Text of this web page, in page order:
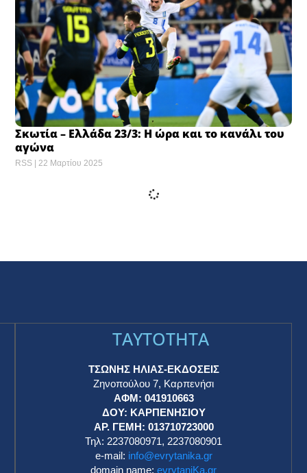
Σκωτία – Ελλάδα 23/3: Η ώρα και το κανάλι του
αγώνα
RSS 22 Μαρτίου 2025
Εκκενώθηκε χώρος στα Επείγοντα, δεν δέχεται
νέα περιστατικά